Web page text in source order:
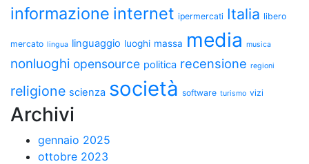
informazione internet ipermercati Italia libero
mercato lingua linguaggio luoghi massa media musica
nonluoghi opensource politica recensione regioni
religione scienza società software turismo vizi
Archivi
gennaio 2025
ottobre 2023